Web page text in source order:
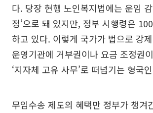
다. 당장 현행 노인복지법에는 운임
정’으로 돼 있지만, 정부 시행령은
하고 있다. 이렇게 국가가 법으로 강
운영기관에 거부권이나 요금 조정권
‘지자체 고유 사무’로 떠넘기는 형국
무임수송 제도의 혜택만 정부가 챙겨